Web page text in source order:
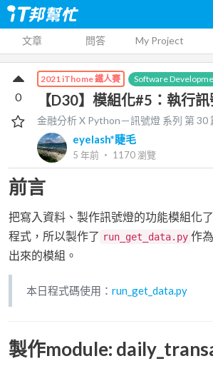
文章 問答 My Project
2021 iThome 鐵人賽 Software
【D30】模組化#5：執行
金融分析 X Python－訊號燈 系列 第30
eyelash*睫毛
5 年前 ‧ 1170瀏覽
0
前言
把寫入資料、製作訊號燈的功能模組化
程式，所以製作了 run_get_data.py 作
出來的模組。
本日程式碼使用： run_get_data.py
製作module: